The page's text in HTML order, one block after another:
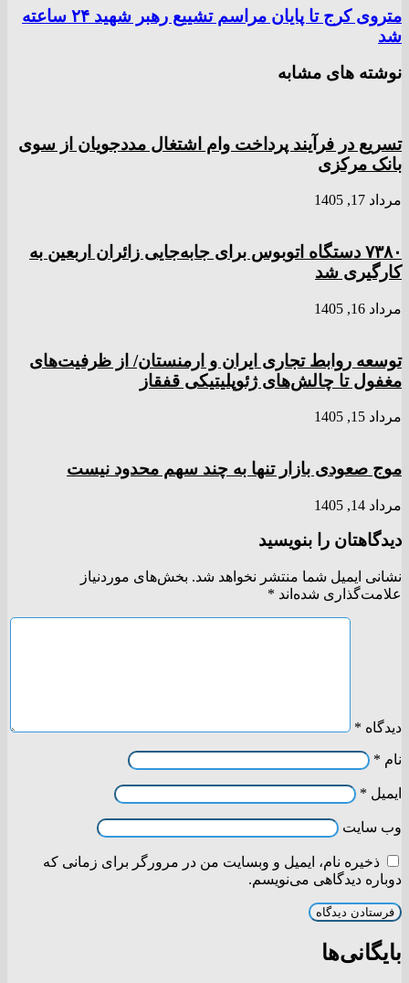
متروی کرج تا پایان مراسم تشییع رهبر شهید ۲۴ ساعته
شد
نوشته های مشابه
تسریع در فرآیند پرداخت وام اشتغال مددجویان از سوی
بانک مرکزی
مرداد 17, 1405
۷۳۸۰ دستگاه اتوبوس برای جابه‌جایی زائران اربعین به
کارگیری شد
مرداد 16, 1405
توسعه روابط تجاری ایران و ارمنستان/ از ظرفیت‌های
مغفول تا چالش‌های ژئوپلیتیکی قفقاز
مرداد 15, 1405
موج صعودی بازار تنها به چند سهم محدود نیست
مرداد 14, 1405
دیدگاهتان را بنویسید
نشانی ایمیل شما منتشر نخواهد شد. بخش‌های موردنیاز
علامت‌گذاری شده‌اند *
دیدگاه *
نام *
ایمیل *
وب‌ سایت
ذخیره نام، ایمیل و وبسایت من در مرورگر برای زمانی که
دوباره دیدگاهی می‌نویسم.
بایگانی‌ها